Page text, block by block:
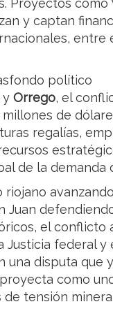
Proyectos como
y captan
entre
político
y Orrego, el
de
regalías,
de la demanda
riojano
Juan
el conflicto
Justicia federal
una disputa que
como
tensión